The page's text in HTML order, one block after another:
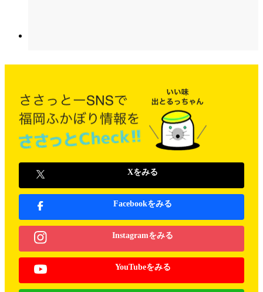
Xをみる
Facebookをみる
Instagramをみる
YouTubeをみる